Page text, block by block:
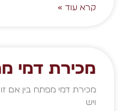
קרא עוד »
מכירת דמי
מכירת דמי מפתח בין אם
ויש